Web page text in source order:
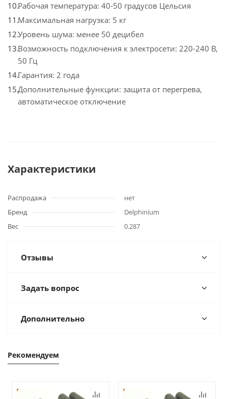
Рабочая температура: 40-50 градусов Цельсия
Максимальная нагрузка: 5 кг
Уровень шума: менее 50 децибел
Возможность подключения к электросети: 220-240 В,
50 Гц
Гарантия: 2 года
Дополнительные функции: защита от перегрева,
автоматическое отключение
Характеристики
Распродажа
нет
Бренд
Delphinium
Вес
0.287
Отзывы
Задать вопрос
Дополнительно
Рекомендуем